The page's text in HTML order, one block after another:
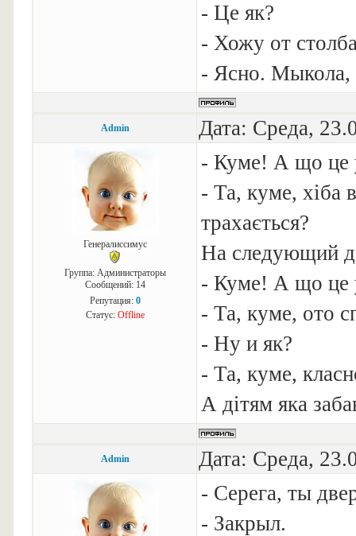
- Це як?
- Хожу от
- Ясно. Мыкола,
Admin Дата: Среда,
Генералиссимус
Группа: Администраторы
Сообщений: 14
Репутация: 0
Статус: Offline
- Куме! А що це
- Та, куме, хіба
трахається?
На следующий
- Куме! А що це
- Та, куме, ото
- Ну и як?
- Та, куме,
А дітям яка
Admin Дата: Среда,
- Серега, ты
- Закрыл.